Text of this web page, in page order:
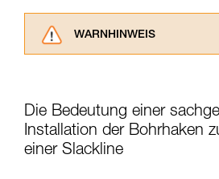
WARNHINWEIS
ziehen. Um diese
verstehen zu können,
der Gebrauchsanweisung
Die Bedeutung einer
Installation der Bohrhaken
einer Slackline